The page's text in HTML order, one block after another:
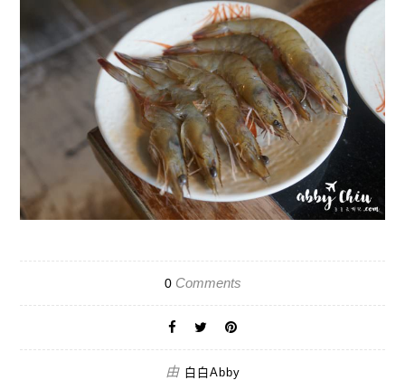
0Comments
由 白白Abby